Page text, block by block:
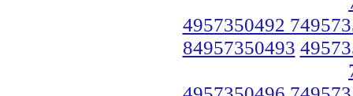
4957350492
84957350493